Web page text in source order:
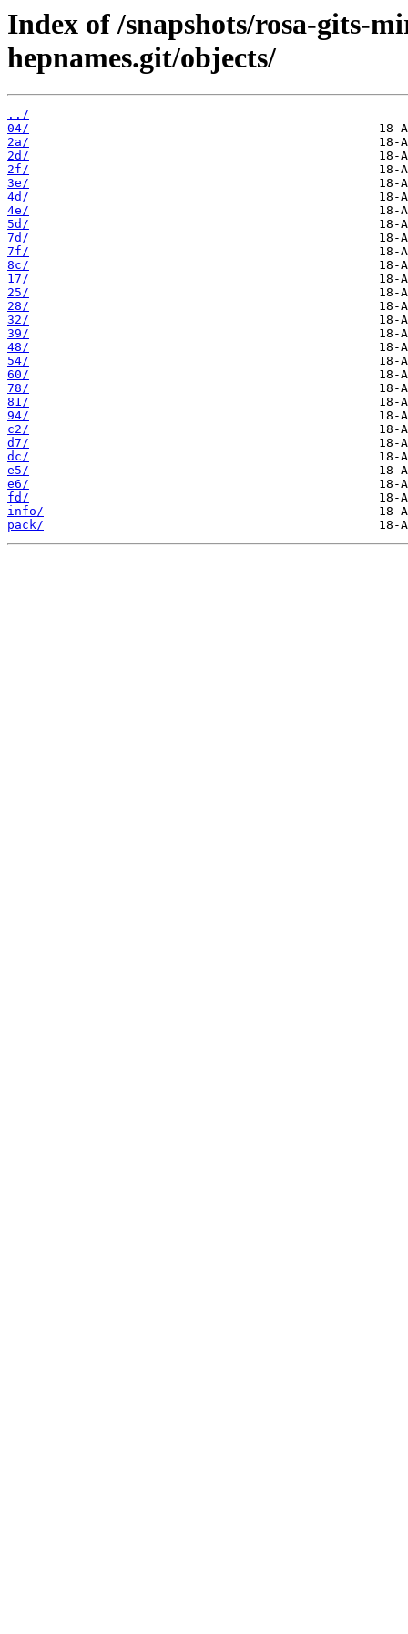
Index of /snapshots/rosa-gits-
hepnames.git/objects/
../
04/
2a/
2d/
2f/
3e/
4d/
4e/
5d/
7d/
7f/
8c/
17/
25/
28/
32/
39/
48/
54/
60/
78/
81/
94/
c2/
d7/
dc/
e5/
e6/
fd/
info/
pack/